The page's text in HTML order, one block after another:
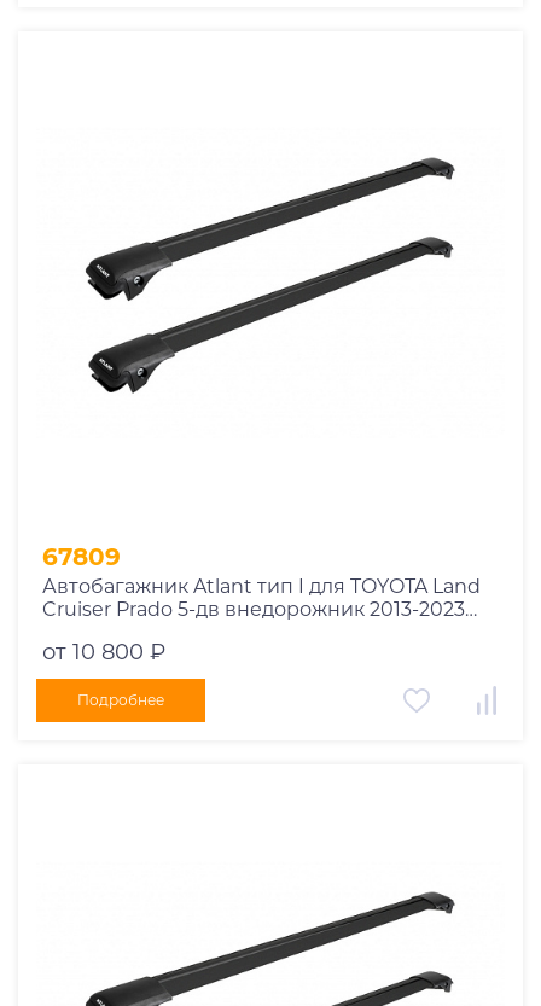
67809
Автобагажник Atlant тип I для TOYOTA Land
Cruiser Prado 5-дв внедорожник 2013-2023
10002+11116+11115
от 10 800 ₽
Подробнее